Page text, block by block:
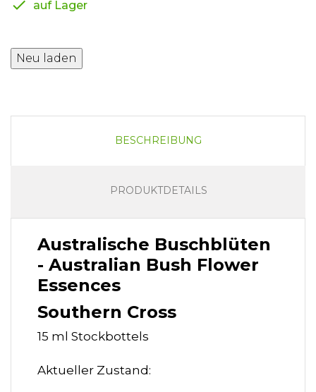
 auf Lager
BESCHREIBUNG
PRODUKTDETAILS
Australische Buschblüten
- Australian Bush Flower
Essences
Southern Cross
15 ml Stockbottels
Aktueller Zustand: